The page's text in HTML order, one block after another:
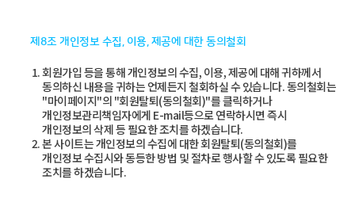
제8조 개인정보 수집, 이용, 제공에 대한 동의철회
회원가입 등을 통해 개인정보의 수집, 이용, 제공에 대해 귀하께서
동의하신 내용을 귀하는 언제든지 철회하실 수 있습니다. 동의철회는
"마이페이지"의 "회원탈퇴(동의철회)"를 클릭하거나
개인정보관리책임자에게 E-mail등으로 연락하시면 즉시
개인정보의 삭제 등 필요한 조치를 하겠습니다.
본 사이트는 개인정보의 수집에 대한 회원탈퇴(동의철회)를
개인정보 수집시와 동등한 방법 및 절차로 행사할 수 있도록 필요한
조치를 하겠습니다.